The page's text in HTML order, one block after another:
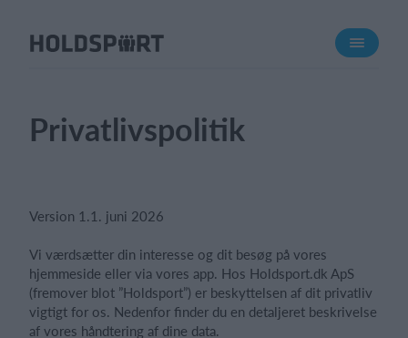
Om Holdsport
Karriere
Funktioner
Kontingentopkrævning
Hjemmeside
Webshop
Privatlivspolitik
Version 1.1. juni 2026
Vi værdsætter din interesse og dit besøg på vores
hjemmeside eller via vores app. Hos Holdsport.dk ApS
(fremover blot ”Holdsport”) er beskyttelsen af dit privatliv
vigtigt for os. Nedenfor finder du en detaljeret beskrivelse
af vores håndtering af dine data.